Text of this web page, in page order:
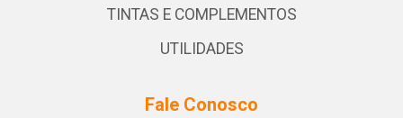
TINTAS E COMPLEMENTOS
UTILIDADES
Fale Conosco